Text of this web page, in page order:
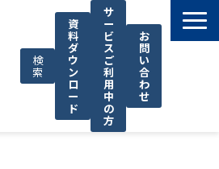
検
索
資
料
ダ
ウ
ン
ロ
ー
ド
サ
ー
ビ
ス
ご
利
用
中
の
方
お
問
い
合
わ
せ